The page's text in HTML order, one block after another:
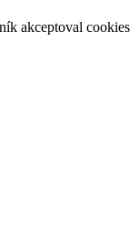
akceptoval cookies